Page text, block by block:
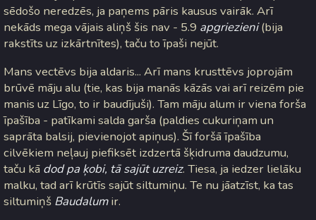
sēdošo neredzēs, ja paņems pāris kausus vairāk. Arī
nekāds mega vājais aliņš šis nav - 5.9 apgriezieni(bija
rakstīts uz izkārtnītes), taču to īpaši nejūt.
Mans vectēvs bija aldaris... Arī mans krusttēvs joprojām
brūvē māju alu (tie, kas bija manās kāzās vai arī reizēm pie
manis uz Līgo, to ir baudījuši). Tam māju alum ir viena forša
īpašība - patīkami salda garša (paldies cukuriņam un
saprāta balsij, pievienojot apiņus). Šī foršā īpašība
cilvēkiem neļauj piefiksēt izdzertā šķidruma daudzumu,
taču kā dod pa ķobi, tā sajūt uzreiz. Tiesa, ja iedzer lielāku
malku, tad arī krūtīs sajūt siltumiņu. Te nu jāatzīst, ka tas
siltumiņš Baudalumir.